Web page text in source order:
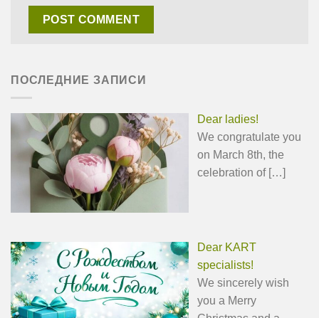
ПОСЛЕДНИЕ ЗАПИСИ
Dear ladies!
We congratulate you
on March 8th, the
celebration of […]
Dear KART
specialists!
We sincerely wish
you a Merry